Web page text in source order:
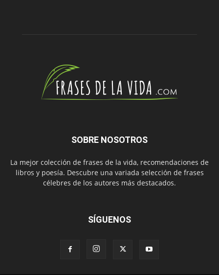
SOBRE NOSOTROS
La mejor colección de frases de la vida, recomendaciones de
libros y poesía. Descubre una variada selección de frases
célebres de los autores más destacados.
SÍGUENOS